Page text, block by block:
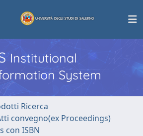
Institutional
System
Ricerca
convegno(ex Proceedings)
con ISBN